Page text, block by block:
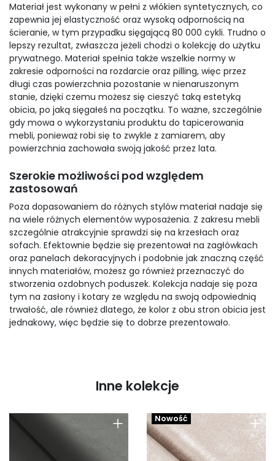
Materiał jest wykonany w pełni z włókien syntetycznych, co
zapewnia jej elastyczność oraz wysoką odpornością na
ścieranie, w tym przypadku sięgającą 80 000 cykli. Trudno o
lepszy rezultat, zwłaszcza jeżeli chodzi o kolekcję do użytku
prywatnego. Materiał spełnia także wszelkie normy w
zakresie odporności na rozdarcie oraz pilling, więc przez
długi czas powierzchnia pozostanie w nienaruszonym
stanie, dzięki czemu możesz się cieszyć taką estetyką
obicia, po jaką sięgałeś na początku. To ważne, szczególnie
gdy mowa o wykorzystaniu produktu do tapicerowania
mebli, ponieważ robi się to zwykle z zamiarem, aby
powierzchnia zachowała swoją jakość przez lata.
Szerokie możliwości pod względem
zastosowań
Poza dopasowaniem do różnych stylów materiał nadaje się
na wiele różnych elementów wyposażenia. Z zakresu mebli
szczególnie atrakcyjnie sprawdzi się na krzesłach oraz
sofach. Efektownie będzie się prezentował na zagłówkach
oraz panelach dekoracyjnych i podobnie jak znaczną część
innych materiałów, możesz go również przeznaczyć do
stworzenia ozdobnych poduszek. Kolekcja nadaje się poza
tym na zasłony i kotary ze względu na swoją odpowiednią
trwałość, ale również dlatego, że kolor z obu stron obicia jest
jednakowy, więc będzie się to dobrze prezentowało.
Inne kolekcje
+ +
Nowość